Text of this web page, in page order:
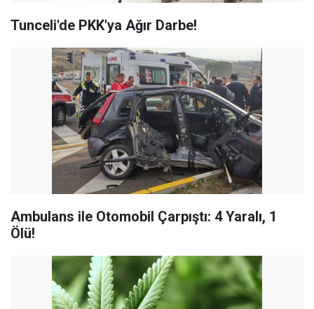
Tunceli'de PKK'ya Ağır Darbe!
Ambulans ile Otomobil Çarpıştı: 4 Yaralı, 1
Ölü!